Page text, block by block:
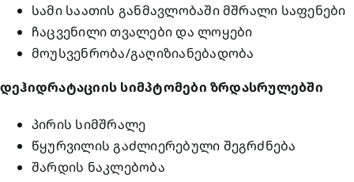
სამი საათის განმავლობაში მშრალი საფენები
ჩაცვენილი თვალები და ლოყები
მოუსვენრობა/გაღიზიანებადობა
დეჰიდრატაციის სიმპტომები ზრდასრულებში
პირის სიმშრალე
წყურვილის გაძლიერებული შეგრძნება
შარდის ნაკლებობა